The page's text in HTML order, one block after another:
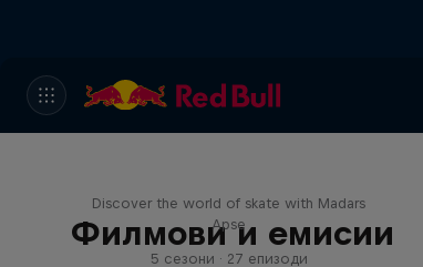
Филмови и емисии
Discover the world of skate with Madars
Apse
5 сезони · 27 епизоди